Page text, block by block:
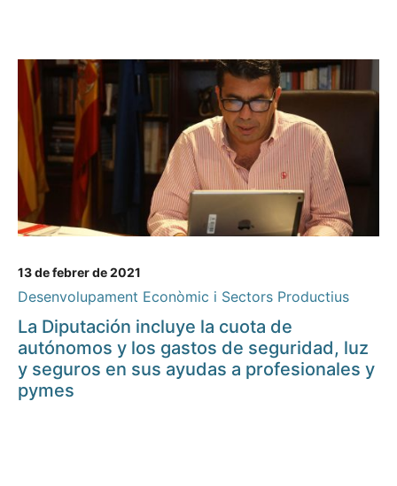
13 de febrer de 2021
Desenvolupament Econòmic i Sectors Productius
La Diputación incluye la cuota de
autónomos y los gastos de seguridad, luz
y seguros en sus ayudas a profesionales y
pymes